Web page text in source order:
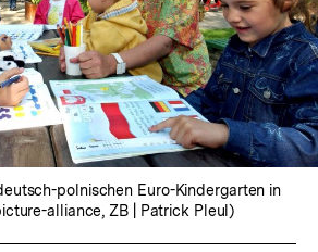
polnischen Euro-Kindergarten in
alliance, ZB | Patrick Pleul)